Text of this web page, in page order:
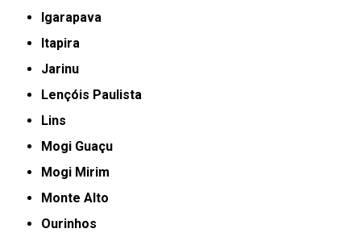
Igarapava
Itapira
Jarinu
Lençóis Paulista
Lins
Mogi Guaçu
Mogi Mirim
Monte Alto
Ourinhos